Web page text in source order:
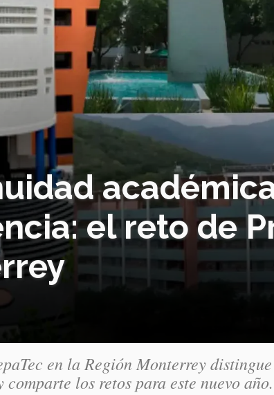
el reto de
en la Región Monterrey
comparte los retos para este nuevo año.